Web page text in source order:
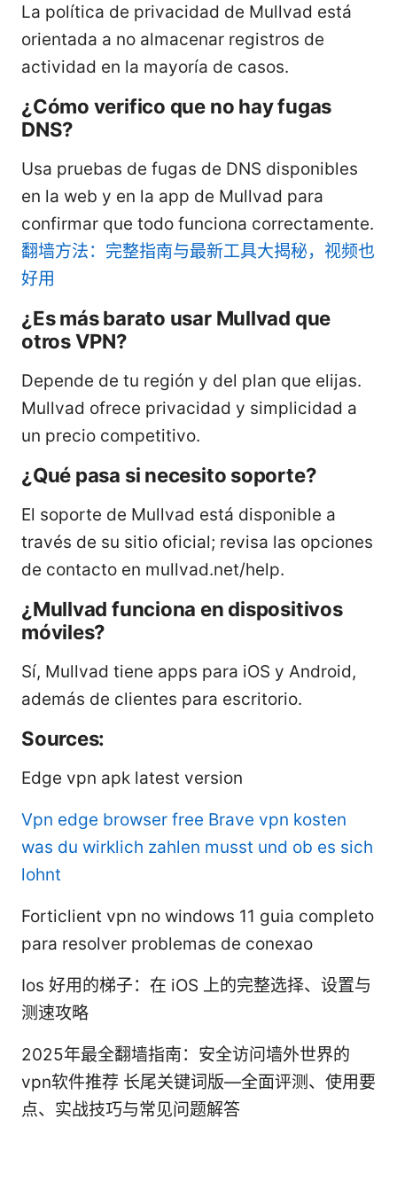
La política de privacidad de Mullvad está
orientada a no almacenar registros de
actividad en la mayoría de casos.
¿Cómo verifico que no hay fugas
DNS?
Usa pruebas de fugas de DNS disponibles
en la web y en la app de Mullvad para
confirmar que todo funciona correctamente.
翻墙方法：完整指南与最新工具大揭秘，视频也
好用
¿Es más barato usar Mullvad que
otros VPN?
Depende de tu región y del plan que elijas.
Mullvad ofrece privacidad y simplicidad a
un precio competitivo.
¿Qué pasa si necesito soporte?
El soporte de Mullvad está disponible a
través de su sitio oficial; revisa las opciones
de contacto en mullvad.net/help.
¿Mullvad funciona en dispositivos
móviles?
Sí, Mullvad tiene apps para iOS y Android,
además de clientes para escritorio.
Sources:
Edge vpn apk latest version
Vpn edge browser free Brave vpn kosten
was du wirklich zahlen musst und ob es sich
lohnt
Forticlient vpn no windows 11 guia completo
para resolver problemas de conexao
Ios 好用的梯子：在 iOS 上的完整选择、设置与
测速攻略
2025年最全翻墙指南：安全访问墙外世界的
vpn软件推荐 长尾关键词版—全面评测、使用要
点、实战技巧与常见问题解答